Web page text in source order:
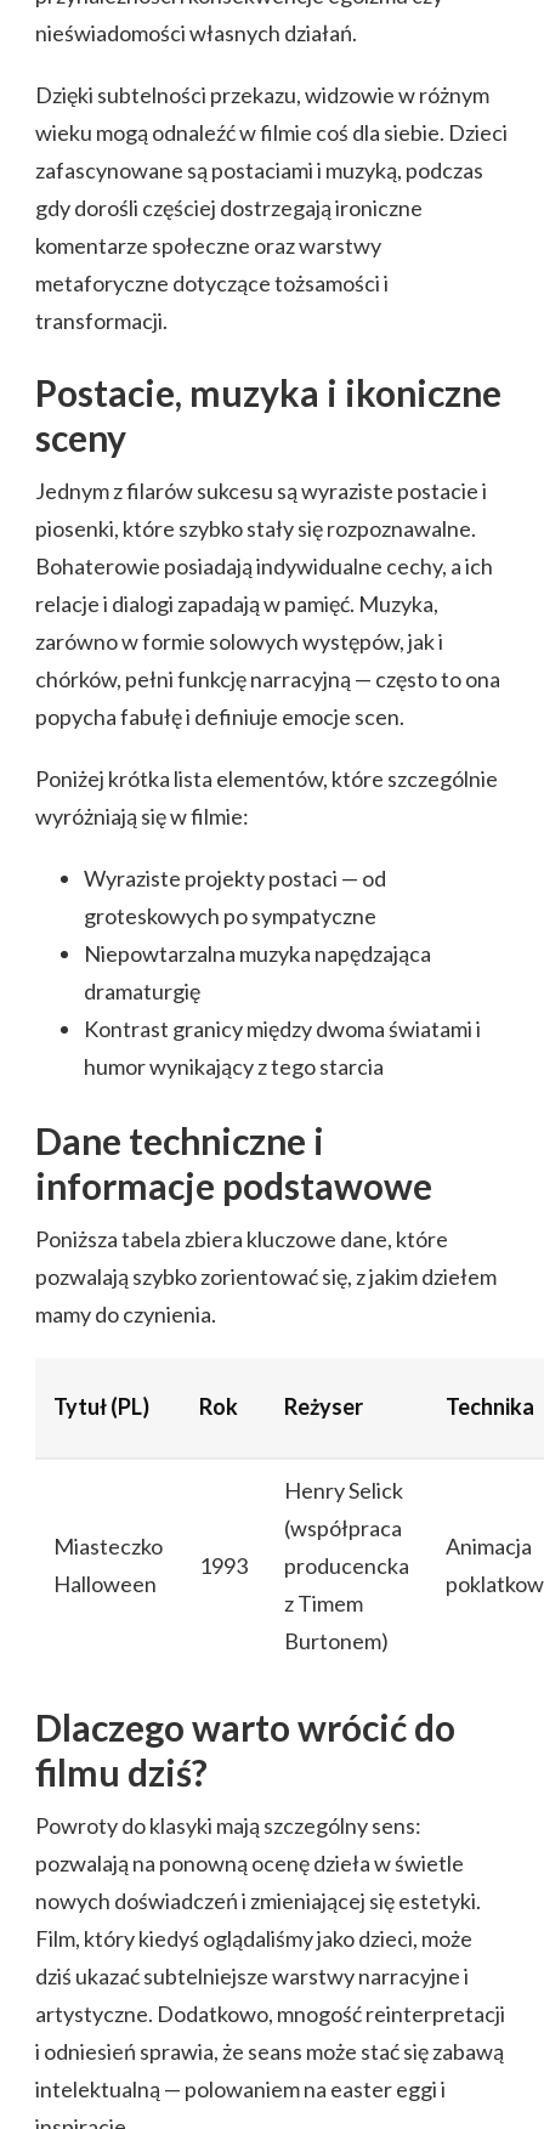
nieświadomości własnych działań.
Dzięki subtelności przekazu, widzowie w różnym
wieku mogą odnaleźć w filmie coś dla siebie. Dzieci
zafascynowane są postaciami i muzyką, podczas
gdy dorośli częściej dostrzegają ironiczne
komentarze społeczne oraz warstwy
metaforyczne dotyczące tożsamości i
transformacji.
Postacie, muzyka i ikoniczne
sceny
Jednym z filarów sukcesu są wyraziste postacie i
piosenki, które szybko stały się rozpoznawalne.
Bohaterowie posiadają indywidualne cechy, a ich
relacje i dialogi zapadają w pamięć. Muzyka,
zarówno w formie solowych występów, jak i
chórków, pełni funkcję narracyjną — często to ona
popycha fabułę i definiuje emocje scen.
Poniżej krótka lista elementów, które szczególnie
wyróżniają się w filmie:
Wyraziste projekty postaci — od
groteskowych po sympatyczne
Niepowtarzalna muzyka napędzająca
dramaturgię
Kontrast granicy między dwoma światami i
humor wynikający z tego starcia
Dane techniczne i
informacje podstawowe
Poniższa tabela zbiera kluczowe dane, które
pozwalają szybko zorientować się, z jakim dziełem
mamy do czynienia.
Tytuł (PL) Rok Reżyser Technika
Miasteczko
Halloween
1993
Henry Selick
(współpraca
producencka
z Timem
Burtonem)
Animacja
Dlaczego warto wrócić do
filmu dziś?
Powroty do klasyki mają szczególny sens:
pozwalają na ponowną ocenę dzieła w świetle
nowych doświadczeń i zmieniającej się estetyki.
Film, który kiedyś oglądaliśmy jako dzieci, może
dziś ukazać subtelniejsze warstwy narracyjne i
artystyczne. Dodatkowo, mnogość reinterpretacji
i odniesień sprawia, że seans może stać się zabawą
intelektualną — polowaniem na easter eggi i